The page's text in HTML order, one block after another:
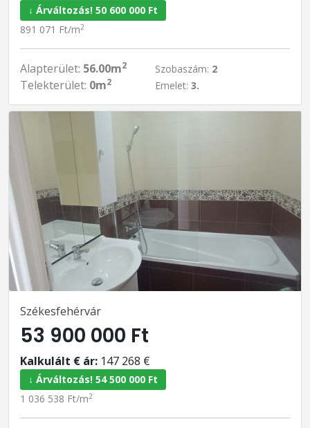
↓ Árváltozás! 50 600 000 Ft
891 071 Ft/m2
Alapterület: 56.00m2
Telekterület: 0m2
Szobaszám: 2
Emelet: 3.
Székesfehérvár
53 900 000 Ft
Kalkulált € ár: 147 268 €
↓ Árváltozás! 54 500 000 Ft
1 036 538 Ft/m2